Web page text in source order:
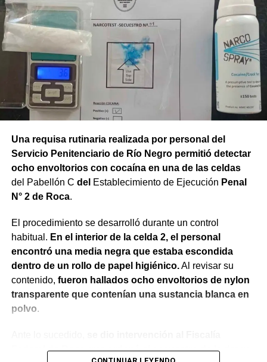
Una requisa rutinaria realizada por personal del
Servicio Penitenciario de Río Negro permitió detectar
ocho envoltorios con cocaína en una de las celdas
del Pabellón C del Establecimiento de Ejecución Penal
N° 2 de Roca.
El procedimiento se desarrolló durante un control
habitual. En el interior de la celda 2, el personal
encontró una media negra que estaba escondida
dentro de un rollo de papel higiénico.Al revisar su
contenido, fueron hallados ocho envoltorios de nylon
transparente que contenían una sustancia blanca en
polvo.
Federal de Roca que ordenó el secuestro de la droga.